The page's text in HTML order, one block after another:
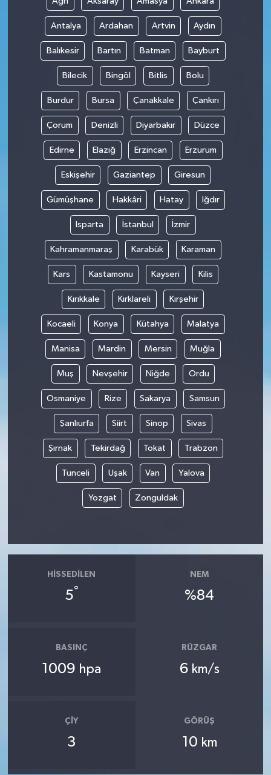
Antalya Ardahan Artvin Aydın
Balıkesir Bartın Batman Bayburt
Bilecik Bingöl Bitlis Bolu
Burdur Bursa Çanakkale Çankırı
Çorum Denizli Diyarbakır Düzce
Edirne Elazığ Erzincan Erzurum
Eskişehir Gaziantep Giresun
Gümüşhane Hakkâri Hatay Iğdır
Isparta İstanbul İzmir
Kahramanmaraş Karabük Karaman
Kars Kastamonu Kayseri Kilis
Kırıkkale Kırklareli Kırşehir
Kocaeli Konya Kütahya Malatya
Manisa Mardin Mersin Muğla
Muş Nevşehir Niğde Ordu
Osmaniye Rize Sakarya Samsun
Şanlıurfa Siirt Sinop Sivas
Şırnak Tekirdağ Tokat Trabzon
Tunceli Uşak Van Yalova
Yozgat Zonguldak
HISSEDILEN
5°
NEM
%84
BASINÇ
1009 hpa
RÜZGAR
6 km/s
ÇIY
3
GÖRÜŞ
10 km